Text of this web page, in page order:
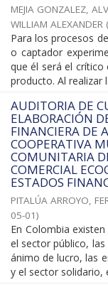
MEJIA GONZALEZ,
WILLIAM ALEXANDER (
Para los procesos
o captador
que él será el crítico
producto. Al realizar
AUDITORIA DE
ELABORACIÓN
FINANCIERA DE
COOPERATIVA
COMUNITARIA
COMERCIAL
ESTADOS
PITALÚA ARROYO,
05-01)
En Colombia
el sector público,
ánimo de lucro, las
y el sector solidario,